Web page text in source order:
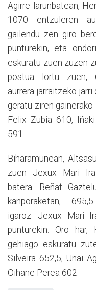
Agirre larunbatean,
1070 entzuleren
gailendu zen giro
punturekin, eta
eskuratu zuen zuzen-
postua lortu zuen,
aurrera jarraitzeko
geratu ziren
Felix Zubia 610,
591.
Biharamunean,
zuen Jexux Mari
batera. Beñat
kanporaketan,
igaroz. Jexux Mari
punturekin. Oro har,
gehiago eskuratu
Silveira 652,5, Unai
Oihane Perea 602.